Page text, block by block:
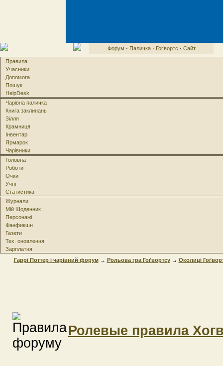
Форум · Паличка· Гоґвортс · Сайт
Правила
Учасники
Допомога
Пошук
HelpDesk
Чарівна паличка
Книга заклинань
Зілля
Крамниця
Інвентар
Ярмарок
Чарівники
Головна
Роботи
Очки
Учні
Статистика
Журнали
Мій Щоденник
Персонажі
Фанфикшн
Газети
Тех. оновлення
Зарплатня
Гаррі Поттер і чарівний форум→ Рольова гра Гоґвортсу→ Околиці
Ролевые правила